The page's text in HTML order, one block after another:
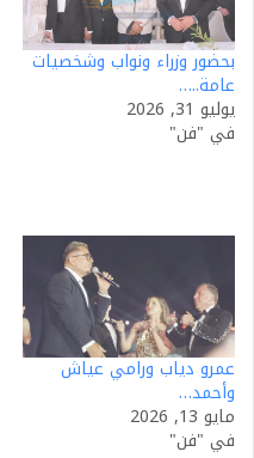
بحضور وزراء ونواب وشخصيات
عامة..…
يوليو 31, 2026
في "فن"
عمرو دياب ورامي عياش
وأحمد…
مايو 13, 2026
في "فن"